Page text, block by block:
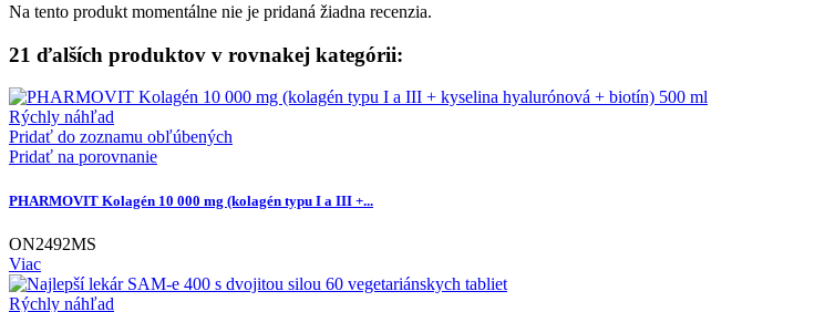
Na tento produkt momentálne nie je pridaná žiadna recenzia.
21 ďalších produktov v rovnakej kategórii:
Rýchly náhľad
Pridať do zoznamu obľúbených
Pridať na porovnanie
PHARMOVIT Kolagén 10 000 mg (kolagén typu I a III +...
ON2492MS
Viac
Rýchly náhľad